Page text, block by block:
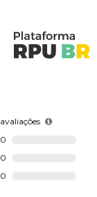
avaliações
0
0
0